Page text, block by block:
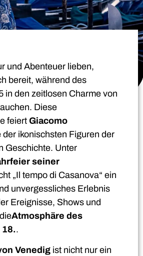
und Abenteuer lieben,
bereit, während des
in den zeitlosen Charme von
Diese
feiert Giacomo
der ikonischsten Figuren der
Geschichte. Unter
seiner
„Il tempo di Casanova“ ein
unvergessliches Erlebnis
Ereignisse, Shows und
Atmosphäre des
.
Venedig ist nicht nur ein